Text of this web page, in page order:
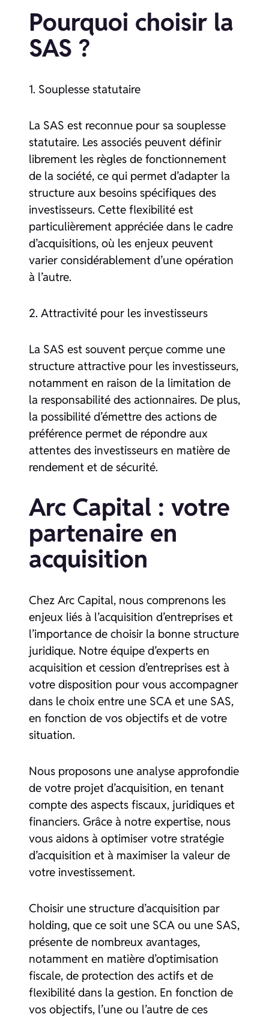
Pourquoi choisir la
SAS ?
1. Souplesse statutaire
La SAS est reconnue pour sa souplesse
statutaire. Les associés peuvent définir
librement les règles de fonctionnement
de la société, ce qui permet d’adapter la
structure aux besoins spécifiques des
investisseurs. Cette flexibilité est
particulièrement appréciée dans le cadre
d’acquisitions, où les enjeux peuvent
varier considérablement d’une opération
à l’autre.
2. Attractivité pour les investisseurs
La SAS est souvent perçue comme une
structure attractive pour les investisseurs,
notamment en raison de la limitation de
la responsabilité des actionnaires. De plus,
la possibilité d’émettre des actions de
préférence permet de répondre aux
attentes des investisseurs en matière de
rendement et de sécurité.
Arc Capital : votre
partenaire en
acquisition
Chez Arc Capital, nous comprenons les
enjeux liés à l’acquisition d’entreprises et
l’importance de choisir la bonne structure
juridique. Notre équipe d’experts en
acquisition et cession d’entreprises est à
votre disposition pour vous accompagner
dans le choix entre une SCA et une SAS,
en fonction de vos objectifs et de votre
situation.
Nous proposons une analyse approfondie
de votre projet d’acquisition, en tenant
compte des aspects fiscaux, juridiques et
financiers. Grâce à notre expertise, nous
vous aidons à optimiser votre stratégie
d’acquisition et à maximiser la valeur de
votre investissement.
Choisir une structure d’acquisition par
holding, que ce soit une SCA ou une SAS,
présente de nombreux avantages,
notamment en matière d’optimisation
fiscale, de protection des actifs et de
flexibilité dans la gestion. En fonction de
vos objectifs, l’une ou l’autre de ces